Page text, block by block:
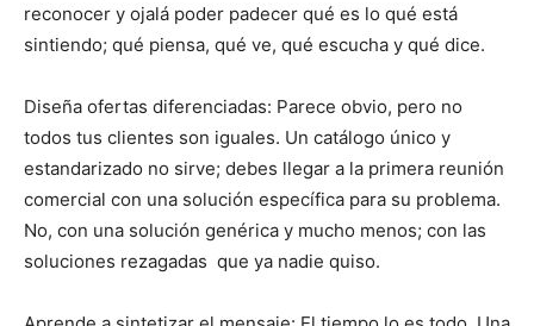
reconocer y ojalá poder padecer qué es lo qué está
sintiendo; qué piensa, qué ve, qué escucha y qué dice.
Diseña ofertas diferenciadas: Parece obvio, pero no
todos tus clientes son iguales. Un catálogo único y
estandarizado no sirve; debes llegar a la primera reunión
comercial con una solución específica para su problema.
No, con una solución genérica y mucho menos; con las
soluciones rezagadas que ya nadie quiso.